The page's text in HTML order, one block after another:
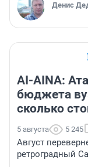
Денис
AI-AINA:
бюджета
сколько
5 августа 5 245
Август
ретроградный